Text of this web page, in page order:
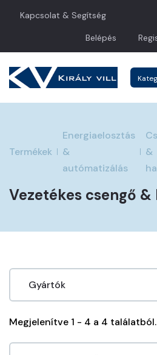
Kapcsolat & Segítség
Belépés
Termékek
Energiaelosztás
&
autómatizálás
&
Vezetékes csengő &
Megjelenítve 1 - 4 a 4 találatból.